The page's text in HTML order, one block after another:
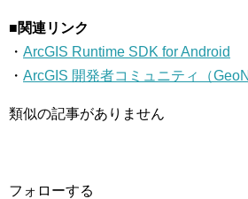
■関連リンク
・ ArcGIS Runtime SDK for Android
・ ArcGIS 開発者コミュニティ（
類似の記事がありません
フォローする